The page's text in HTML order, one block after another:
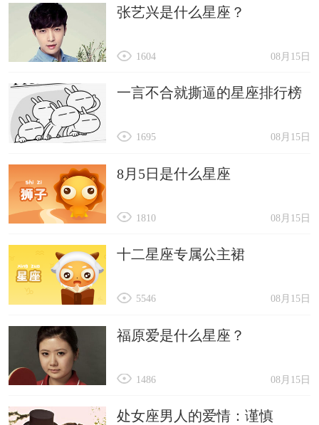
张艺兴是什么星座？
08月15日
1604
一言不合就撕逼的星座排行榜
08月15日
1695
8月5日是什么星座
08月15日
1810
十二星座专属公主裙
08月15日
5546
福原爱是什么星座？
08月15日
1486
处女座男人的爱情：谨慎